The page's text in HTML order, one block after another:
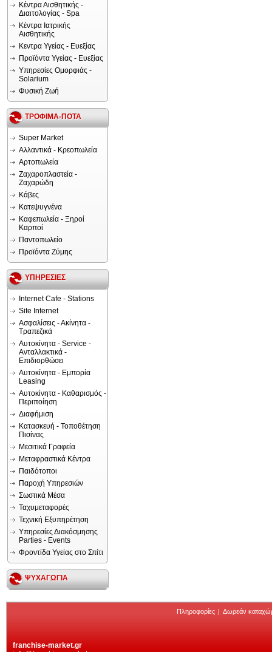
Κέντρα Αισθητικής -
Διαιτολογίας - Spa
Κέντρα Ιατρικής
Αισθητικής
Κεντρα Υγείας - Ευεξίας
Προϊόντα Υγείας - Ευεξίας
Υπηρεσίες Ομορφιάς -
Solarium
Φυσική Ζωή
ΤΡΟΦΙΜΑ-ΠΟΤΑ
Super Market
Αλλαντικά - Κρεοπωλεία
Αρτοπωλεία
Ζαχαροπλαστεία -
Ζαχαρώδη
Κάβες
Κατεψυγνένα
Καφεπωλεία - Ξηροί
Καρποί
Παντοπωλείο
Προϊόντα Ζύμης
ΥΠΗΡΕΣΙΕΣ
Internet Cafe - Stations
Site Internet
Ασφαλίσεις - Ακίνητα -
Τραπεζικά
Αυτοκίνητα - Service -
Ανταλλακτικά -
Επιδιορθώσει
Αυτοκίνητα - Εμπορία
Leasing
Αυτοκίνητα - Καθαρισμός -
Περιποίηση
Διαφήμιση
Κατασκευή - Τοποθέτηση
Πισίνας
Μεσιτικά Γραφεία
Μεταφραστικά Κέντρα
Παιδότοποι
Παροχή Υπηρεσιών
Σωστικά Μέσα
Ταχυμεταφορές
Τεχνική Εξυπηρέτηση
Υπηρεσίες Διακόσμησης
Parties - Events
Φροντίδα Υγείας στο Σπίτι
ΨΥΧΑΓΩΓΙΑ
Πληροφορίες | Δωρεάν
franchise-market.gr